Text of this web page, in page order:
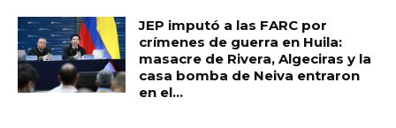
JEP imputó a las FARC por
crímenes de guerra en Huila:
masacre de Rivera, Algeciras y la
casa bomba de Neiva entraron
en el...